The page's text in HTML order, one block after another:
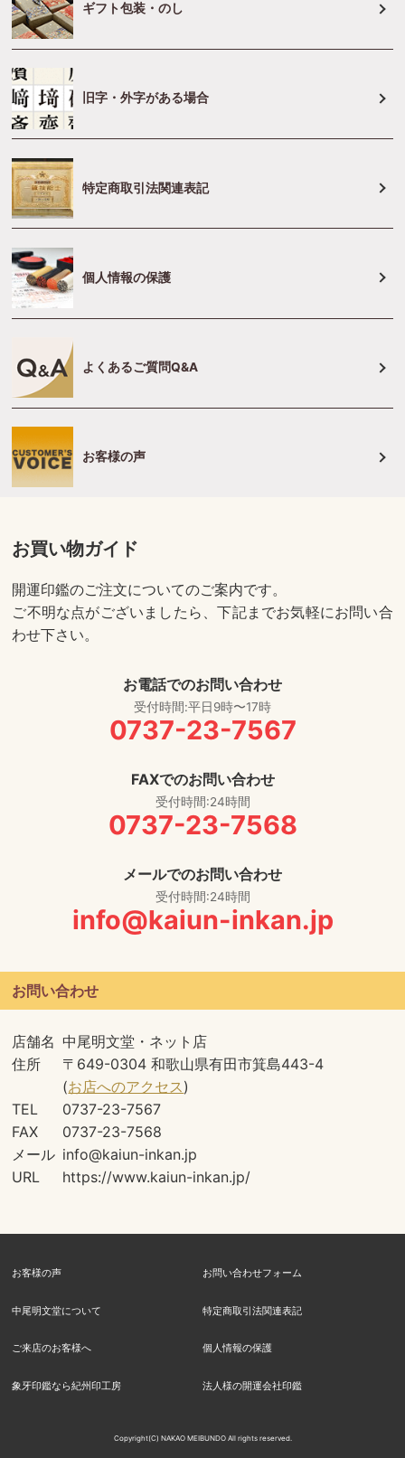
ギフト包装・のし
旧字・外字がある場合
特定商取引法関連表記
個人情報の保護
よくあるご質問Q&A
お客様の声
お買い物ガイド
開運印鑑のご注文についてのご案内です。
ご不明な点がございましたら、下記までお気軽にお問い合
わせ下さい。
お電話でのお問い合わせ
受付時間:平日9時〜17時
0737-23-7567
FAXでのお問い合わせ
受付時間:24時間
0737-23-7568
メールでのお問い合わせ
受付時間:24時間
info@kaiun-inkan.jp
お問い合わせ
店舗名 中尾明文堂・ネット店
住所
〒649-0304 和歌山県有田市箕島443-4
(お店へのアクセス )
TEL
0737-23-7567
FAX
0737-23-7568
メール info@kaiun-inkan.jp
URL
https://www.kaiun-inkan.jp/
お客様の声 お問い合わせフォーム
中尾明文堂について 特定商取引法関連表記
ご来店のお客様へ 個人情報の保護
象牙印鑑なら紀州印工房 法人様の開運会社印鑑
Copyright(C) NAKAO MEIBUNDO All rights reserved.